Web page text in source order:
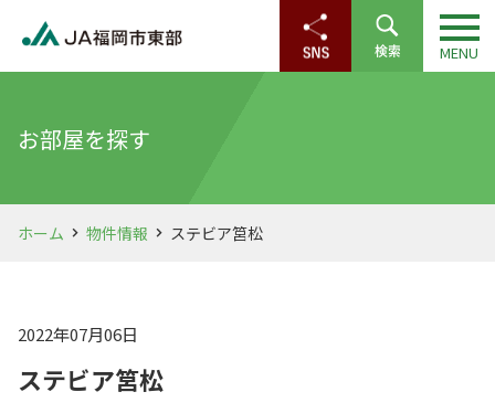
お部屋を探す
ホーム 物件情報 ステビア筥松
2022年07月06日
ステビア筥松